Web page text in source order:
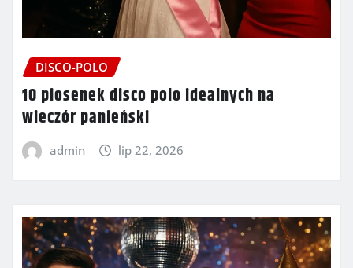
DISCO-POLO
10 piosenek disco polo idealnych na
wieczór panieński
admin lip 22, 2026